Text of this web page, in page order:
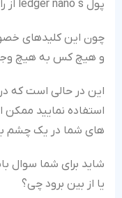
پول ledger nano s از راه دور یا اینترنتی گزارش نشده است.
چون این کلیدهای
و هیچ کس به هیچ وجه
این در حالی است که
استفاده نمایید
های شما در یک چشم
شاید برای شما سوال
یا از بین برود چی؟